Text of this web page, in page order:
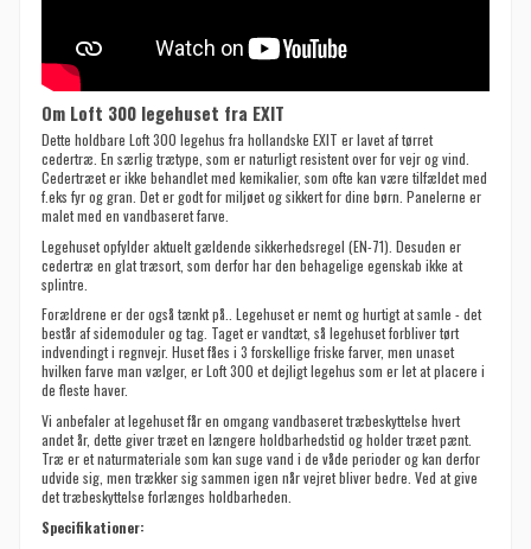
Om Loft 300 legehuset fra EXIT
Dette holdbare Loft 300 legehus fra hollandske EXIT er lavet af tørret
cedertræ. En særlig trætype, som er naturligt resistent over for vejr og vind.
Cedertræet er ikke behandlet med kemikalier, som ofte kan være tilfældet med
f.eks fyr og gran. Det er godt for miljøet og sikkert for dine børn. Panelerne er
malet med en vandbaseret farve.
Legehuset opfylder aktuelt gældende sikkerhedsregel (EN-71). Desuden er
cedertræ en glat træsort, som derfor har den behagelige egenskab ikke at
splintre.
Forældrene er der også tænkt på.. Legehuset er nemt og hurtigt at samle - det
består af sidemoduler og tag. Taget er vandtæt, så legehuset forbliver tørt
indvendingt i regnvejr. Huset fåes i 3 forskellige friske farver, men unaset
hvilken farve man vælger, er Loft 300 et dejligt legehus som er let at placere i
de fleste haver.
Vi anbefaler at legehuset får en omgang vandbaseret træbeskyttelse hvert
andet år, dette giver træet en længere holdbarhedstid og holder træet pænt.
Træ er et naturmateriale som kan suge vand i de våde perioder og kan derfor
udvide sig, men trækker sig sammen igen når vejret bliver bedre. Ved at give
det træbeskyttelse forlænges holdbarheden.
Specifikationer: